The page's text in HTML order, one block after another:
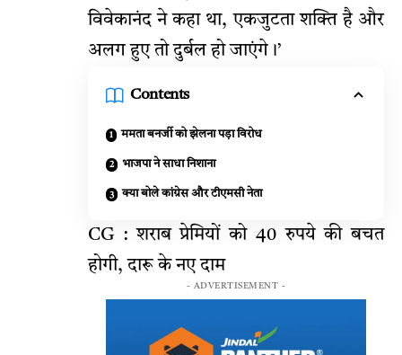
विवेकानंद ने कहा था, एकजुटता शक्ति है और
अलग हुए तो दुर्बल हो जाएंगे।’
Contents
ममता बनर्जी को झेलना पड़ा विरोध
भाजपा ने साधा निशाना
क्या बोले कांग्रेस और टीएमसी नेता
CG : शराब प्रेमियों को 40 रुपये की बचत
होगी, दारू के नए दाम
- ADVERTISEMENT -